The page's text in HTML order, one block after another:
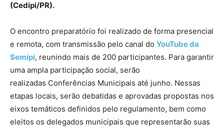
(Cedipi/PR).
O encontro preparatório foi realizado de forma presencial
e remota, com transmissão pelo canal do YouTube da
Semipi, reunindo mais de 200 participantes. Para garantir
uma ampla participação social, serão
realizadas Conferências Municipais até junho. Nessas
etapas locais, serão debatidas e aprovadas propostas nos
eixos temáticos definidos pelo regulamento, bem como
eleitos os delegados municipais que representarão suas